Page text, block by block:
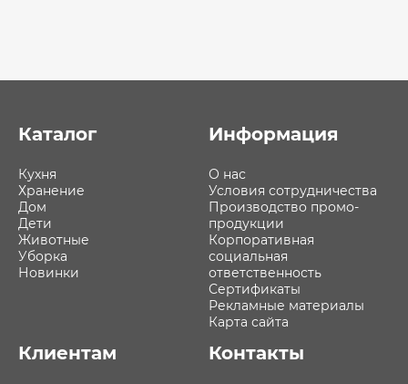
Каталог
Кухня
Хранение
Дом
Дети
Животные
Уборка
Новинки
Информация
О нас
Условия сотрудничества
Производство промо-
продукции
Корпоративная
социальная
ответственность
Сертификаты
Рекламные материалы
Карта сайта
Клиентам Контакты